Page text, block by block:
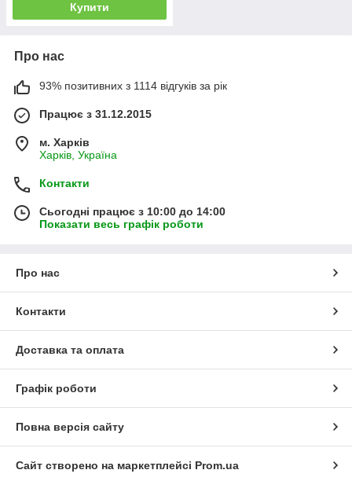
Купити
Про нас
93% позитивних з 1114 відгуків за рік
Працює з 31.12.2015
м. Харків
Харків, Україна
Контакти
Сьогодні працює з 10:00 до 14:00
Показати весь графік роботи
Про нас
Контакти
Доставка та оплата
Графік роботи
Повна версія сайту
Сайт створено на маркетплейсі Prom.ua